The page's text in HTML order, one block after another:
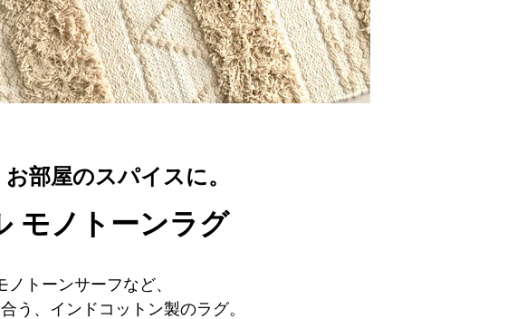
部屋のスパイスに。
モノトーンラグ
トーンサーフなど、
う、インドコットン製のラグ。